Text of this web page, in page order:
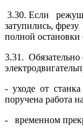
3.30. Если
затупились,
полной остановки
3.31.
- уходе от
поручена работа
- временном